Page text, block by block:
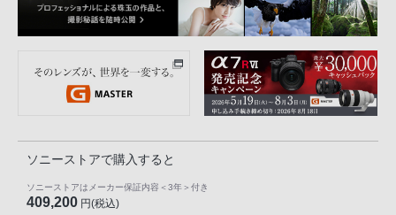
ソニーストアで購入すると
ソニーストアはメーカー保証内容 ＜3年＞ 付き
409,200 円(税込)